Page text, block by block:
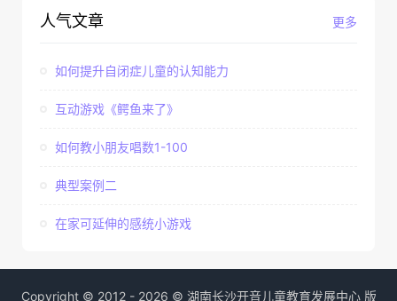
更多
人气文章
如何提升自闭症儿童的认知能力
互动游戏《鳄鱼来了》
如何教小朋友唱数1-100
典型案例二
在家可延伸的感统小游戏
Copyright © 2012 - 2026 © 湖南长沙开音儿童教育发展中心 版